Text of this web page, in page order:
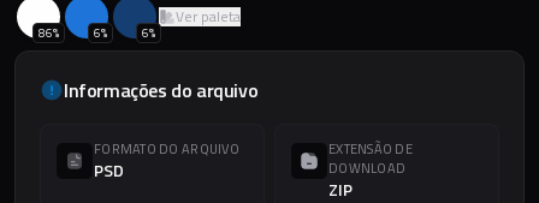
86% 6% 6%
Ver paleta
Informações do arquivo
FORMATO DO ARQUIVO
PSD
EXTENSÃO DE
DOWNLOAD
ZIP